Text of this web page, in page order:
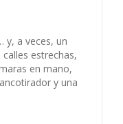
y, a veces, un
estrechas,
en mano,
y una